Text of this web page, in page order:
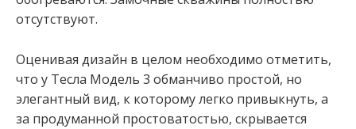
отсутствуют.
Оценивая дизайн в целом необходимо отметить,
что у Тесла Модель 3 обманчиво простой, но
элегантный вид, к которому легко привыкнуть, а
за продуманной простоватостью, скрывается